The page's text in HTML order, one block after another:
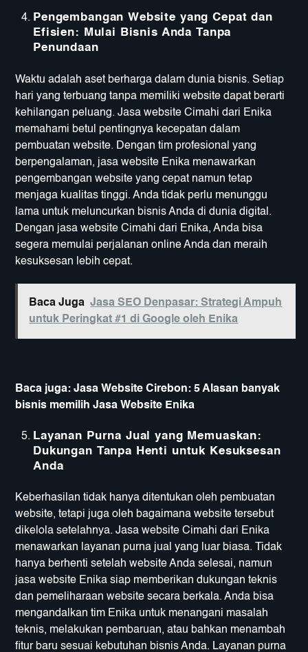
Pengembangan Website yang Cepat dan
Efisien: Mulai Bisnis Anda Tanpa
Penundaan
Waktu adalah aset berharga dalam dunia bisnis. Setiap
hari yang terbuang tanpa memiliki website dapat berarti
kehilangan peluang. Jasa website Cimahi dari Enika
memahami betul pentingnya kecepatan dalam
pembuatan website. Dengan tim profesional yang
berpengalaman, jasa website Enika menawarkan
pengembangan website yang cepat namun tetap
menjaga kualitas tinggi. Anda tidak perlu menunggu
lama untuk meluncurkan bisnis Anda di dunia digital.
Dengan jasa website Cimahi dari Enika, Anda bisa
segera memulai perjalanan online Anda dan meraih
kesuksesan lebih cepat.
Baca Juga Jasa SEO Denpasar: Strategi Ampuh
untuk Peringkat #1 di Google oleh Enika
Baca juga:Jasa Website Cirebon: 5 Alasan banyak
bisnis memilih Jasa Website Enika
Layanan Purna Jual yang Memuaskan:
Dukungan Tanpa Henti untuk Kesuksesan
Anda
Keberhasilan tidak hanya ditentukan oleh pembuatan
website, tetapi juga oleh bagaimana website tersebut
dikelola setelahnya. Jasa website Cimahi dari Enika
menawarkan layanan purna jual yang luar biasa. Tidak
hanya berhenti setelah website Anda selesai, namun
jasa website Enika siap memberikan dukungan teknis
dan pemeliharaan website secara berkala. Anda bisa
mengandalkan tim Enika untuk menangani masalah
teknis, melakukan pembaruan, atau bahkan menambah
fitur baru sesuai kebutuhan bisnis Anda. Layanan purna